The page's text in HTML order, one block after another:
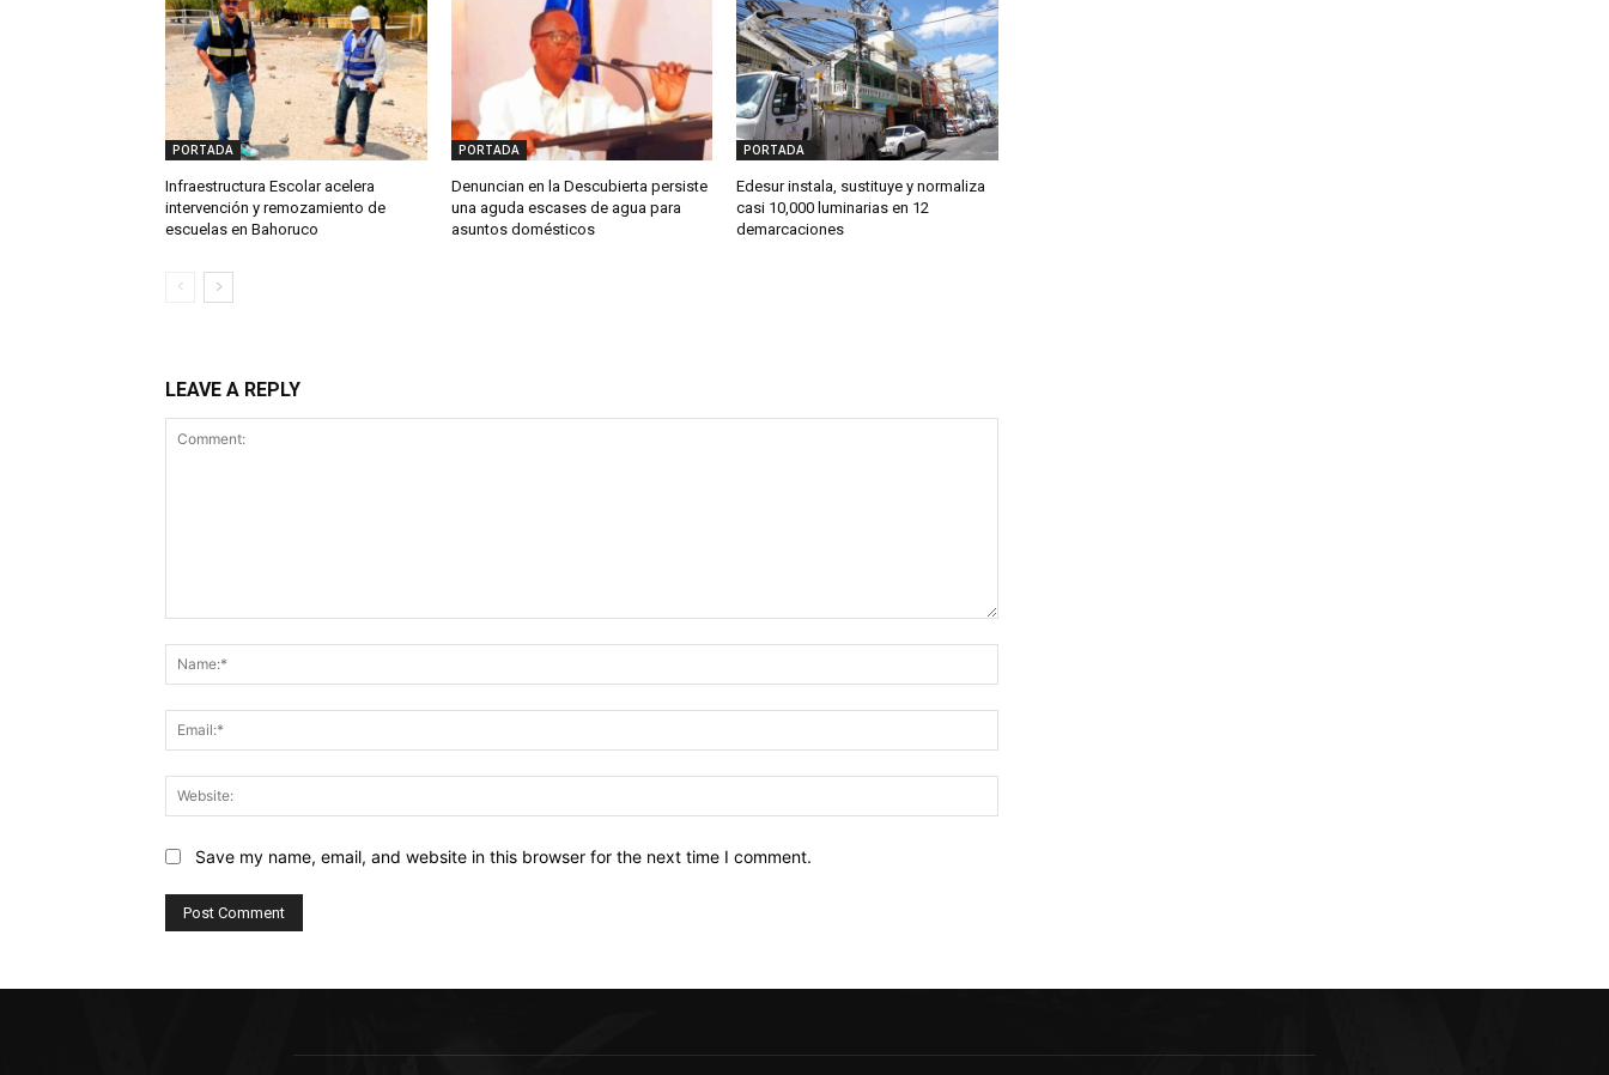
PORTADA
Infraestructura Escolar acelera
intervención y remozamiento de
escuelas en Bahoruco
PORTADA
Denuncian en la Descubierta persiste
una aguda escases de agua para
asuntos domésticos
PORTADA
Edesur instala, sustituye y normaliza
casi 10,000 luminarias en 12
demarcaciones
LEAVE A REPLY
Save my name, email, and website in this browser for the next time I comment.